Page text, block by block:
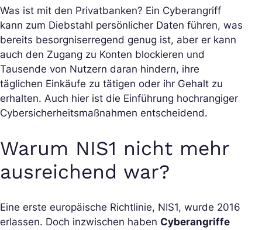
Was ist mit den Privatbanken? Ein Cyberangriff
kann zum Diebstahl persönlicher Daten führen, was
bereits besorgniserregend genug ist, aber er kann
auch den Zugang zu Konten blockieren und
Tausende von Nutzern daran hindern, ihre
täglichen Einkäufe zu tätigen oder ihr Gehalt zu
erhalten. Auch hier ist die Einführung hochrangiger
Cybersicherheitsmaßnahmen entscheidend.
Warum NIS1 nicht mehr
ausreichend war?
Eine erste europäische Richtlinie, NIS1, wurde 2016
erlassen. Doch inzwischen haben Cyberangriffe